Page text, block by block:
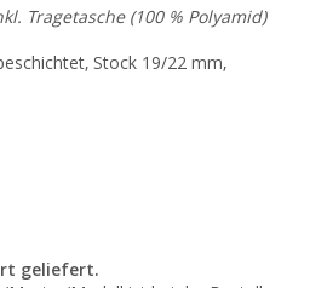
Tragetasche (100 % Polyamid)
Stock 19/22 mm,
geliefert.